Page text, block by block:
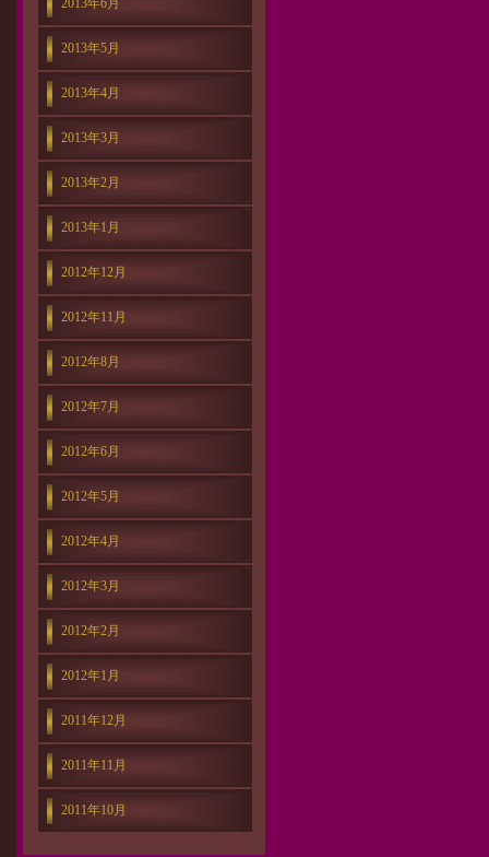
2013年6月
2013年5月
2013年4月
2013年3月
2013年2月
2013年1月
2012年12月
2012年11月
2012年8月
2012年7月
2012年6月
2012年5月
2012年4月
2012年3月
2012年2月
2012年1月
2011年12月
2011年11月
2011年10月